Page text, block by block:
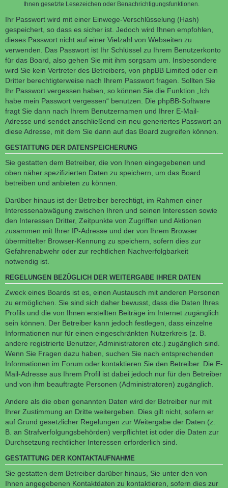
Ihnen gesetzte Lesezeichen oder Benachrichtigungsfunktionen.
Ihr Passwort wird mit einer Einwege-Verschlüsselung (Hash)
gespeichert, so dass es sicher ist. Jedoch wird Ihnen empfohlen,
dieses Passwort nicht auf einer Vielzahl von Webseiten zu
verwenden. Das Passwort ist Ihr Schlüssel zu Ihrem Benutzerkonto
für das Board, also gehen Sie mit ihm sorgsam um. Insbesondere
wird Sie kein Vertreter des Betreibers, von phpBB Limited oder ein
Dritter berechtigterweise nach Ihrem Passwort fragen. Sollten Sie
Ihr Passwort vergessen haben, so können Sie die Funktion „Ich
habe mein Passwort vergessen“ benutzen. Die phpBB-Software
fragt Sie dann nach Ihrem Benutzernamen und Ihrer E-Mail-
Adresse und sendet anschließend ein neu generiertes Passwort an
diese Adresse, mit dem Sie dann auf das Board zugreifen können.
GESTATTUNG DER DATENSPEICHERUNG
Sie gestatten dem Betreiber, die von Ihnen eingegebenen und
oben näher spezifizierten Daten zu speichern, um das Board
betreiben und anbieten zu können.
Darüber hinaus ist der Betreiber berechtigt, im Rahmen einer
Interessenabwägung zwischen Ihren und seinen Interessen sowie
den Interessen Dritter, Zeitpunkte von Zugriffen und Aktionen
zusammen mit Ihrer IP-Adresse und der von Ihrem Browser
übermittelter Browser-Kennung zu speichern, sofern dies zur
Gefahrenabwehr oder zur rechtlichen Nachverfolgbarkeit
notwendig ist.
REGELUNGEN BEZÜGLICH DER WEITERGABE IHRER DATEN
Zweck eines Boards ist es, einen Austausch mit anderen Personen
zu ermöglichen. Sie sind sich daher bewusst, dass die Daten Ihres
Profils und die von Ihnen erstellten Beiträge im Internet zugänglich
sein können. Der Betreiber kann jedoch festlegen, dass einzelne
Informationen nur für einen eingeschränkten Nutzerkreis (z. B.
andere registrierte Benutzer, Administratoren etc.) zugänglich sind.
Wenn Sie Fragen dazu haben, suchen Sie nach entsprechenden
Informationen im Forum oder kontaktieren Sie den Betreiber. Die E-
Mail-Adresse aus Ihrem Profil ist dabei jedoch nur für den Betreiber
und von ihm beauftragte Personen (Administratoren) zugänglich.
Andere als die oben genannten Daten wird der Betreiber nur mit
Ihrer Zustimmung an Dritte weitergeben. Dies gilt nicht, sofern er
auf Grund gesetzlicher Regelungen zur Weitergabe der Daten (z.
B. an Strafverfolgungsbehörden) verpflichtet ist oder die Daten zur
Durchsetzung rechtlicher Interessen erforderlich sind.
GESTATTUNG DER KONTAKTAUFNAHME
Sie gestatten dem Betreiber darüber hinaus, Sie unter den von
Ihnen angegebenen Kontaktdaten zu kontaktieren, sofern dies zur